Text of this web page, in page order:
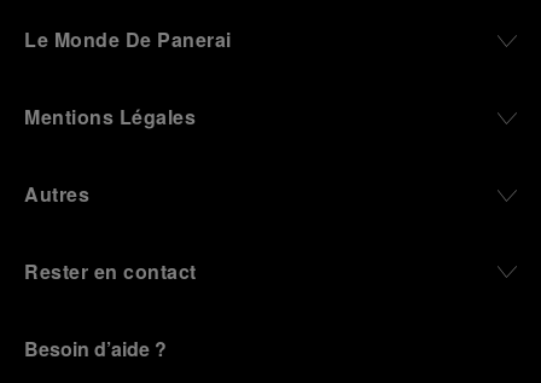
Le Monde De Panerai
Mentions Légales
Autres
Rester en contact
Besoin d’aide ?